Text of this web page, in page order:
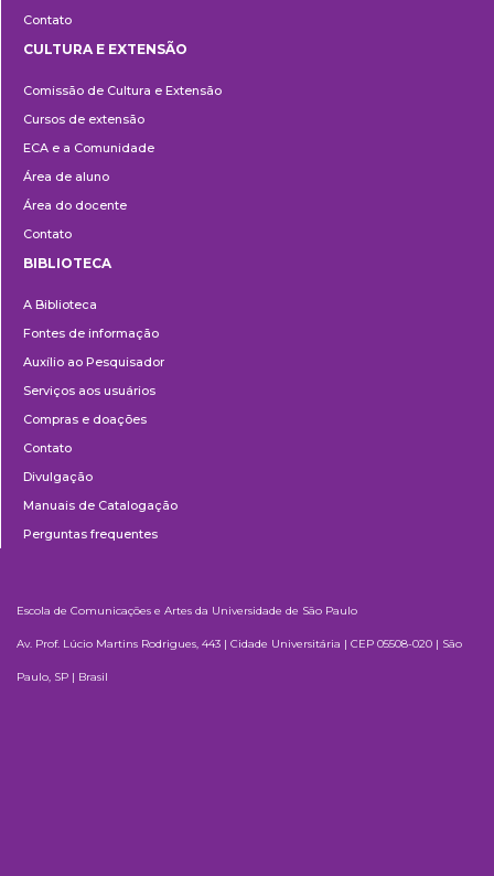
Contato
e
Extensão
CULTURA E EXTENSÃO
Comissão de Cultura e Extensão
Cursos de extensão
ECA e a Comunidade
Área de aluno
Área do docente
Contato
BIBLIOTECA
A Biblioteca
Fontes de informação
Auxílio ao Pesquisador
Serviços aos usuários
Compras e doações
Contato
Divulgação
Manuais de Catalogação
Perguntas frequentes
Escola de Comunicações e Artes da Universidade de São Paulo
Av. Prof. Lúcio Martins Rodrigues, 443 | Cidade Universitária | CEP 05508-020 | São
Paulo, SP | Brasil